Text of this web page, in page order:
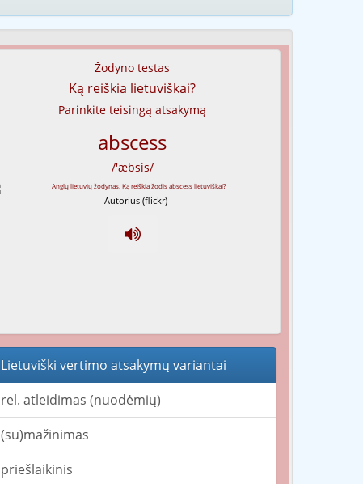
Žodyno testas
Ką reiškia lietuviškai?
Parinkite teisingą atsakymą
abscess
/'æbsis/
--Autorius (flickr)
Lietuviški vertimo atsakymų variantai
rel. atleidimas (nuodėmių)
(su)mažinimas
priešlaikinis